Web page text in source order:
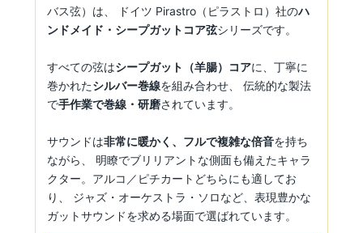
バス弦）は、 ドイツ Pirastro（ピラストロ）社のハ
ンドメイド・シープガットコア弦シリーズです。
すべての弦はシープガット（羊腸）コアに、丁寧に
巻かれたシルバー巻線を組み合わせ、 伝統的な製法
で手作業で巻線・研磨されています。
サウンドは非常に暖かく、フルで複雑な倍音を持ち
ながら、 明瞭でブリリアントな側面も備えたキャラ
クター。アルコ／ピチカートどちらにも適してお
り、 ジャズ・オーケストラ・ソロなど、表現豊かな
ガットサウンドを求める場面で選ばれています。